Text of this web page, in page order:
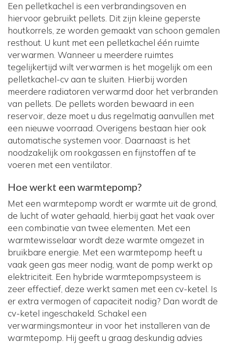
Een pelletkachel is een verbrandingsoven en
hiervoor gebruikt pellets. Dit zijn kleine geperste
houtkorrels, ze worden gemaakt van schoon gemalen
resthout. U kunt met een pelletkachel één ruimte
verwarmen. Wanneer u meerdere ruimtes
tegelijkertijd wilt verwarmen is het mogelijk om een
pelletkachel-cv aan te sluiten. Hierbij worden
meerdere radiatoren verwarmd door het verbranden
van pellets. De pellets worden bewaard in een
reservoir, deze moet u dus regelmatig aanvullen met
een nieuwe voorraad. Overigens bestaan hier ook
automatische systemen voor. Daarnaast is het
noodzakelijk om rookgassen en fijnstoffen af te
voeren met een ventilator.
Hoe werkt een warmtepomp?
Met een warmtepomp wordt er warmte uit de grond,
de lucht of water gehaald, hierbij gaat het vaak over
een combinatie van twee elementen. Met een
warmtewisselaar wordt deze warmte omgezet in
bruikbare energie. Met een warmtepomp heeft u
vaak geen gas meer nodig, want de pomp werkt op
elektriciteit. Een hybride warmtepompsysteem is
zeer effectief, deze werkt samen met een cv-ketel. Is
er extra vermogen of capaciteit nodig? Dan wordt de
cv-ketel ingeschakeld. Schakel een
verwarmingsmonteur in voor het installeren van de
warmtepomp. Hij geeft u graag deskundig advies